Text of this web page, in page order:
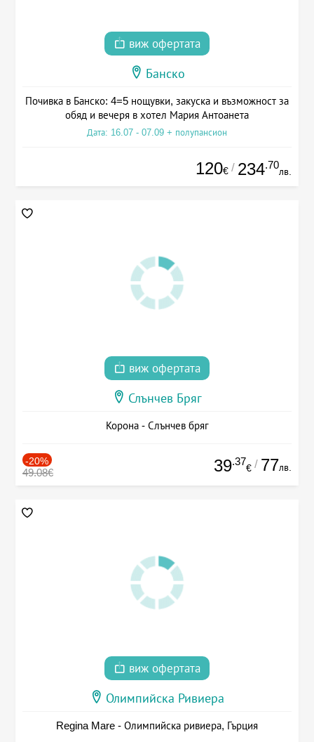
виж офертата
Банско
Почивка в Банско: 4=5 нощувки, закуска и възможност за
обяд и вечеря в хотел Мария Антоанета
Дата: 16.07 - 07.09 + полупансион
120€ / 234.70
лв.
виж офертата
Слънчев Бряг
Корона - Слънчев бряг
-20%
49.08€ 39.37
€ / 77лв.
виж офертата
Олимпийска Ривиера
Regina Mare - Олимпийска ривиера, Гърция